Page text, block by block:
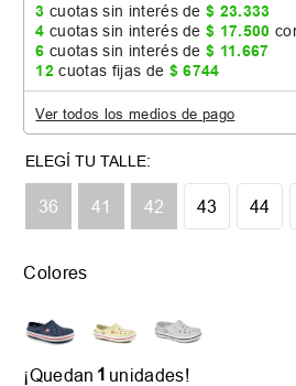
3 cuotas sin interés de$ 23.333
4 cuotas sin interés de$ 17.500
6 cuotas sin interés de$ 11.667
12 cuotas fijas de $ 6744
Ver todos los medios de pago
36 41 42 43 44
Colores
¡Quedan 1 unidades!